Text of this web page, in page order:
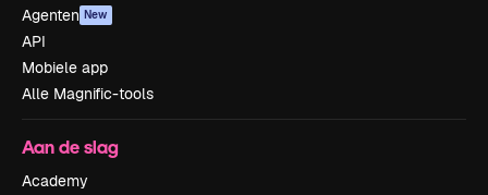
Agenten New
API
Mobiele app
Alle Magnific-tools
Aan de slag
Academy